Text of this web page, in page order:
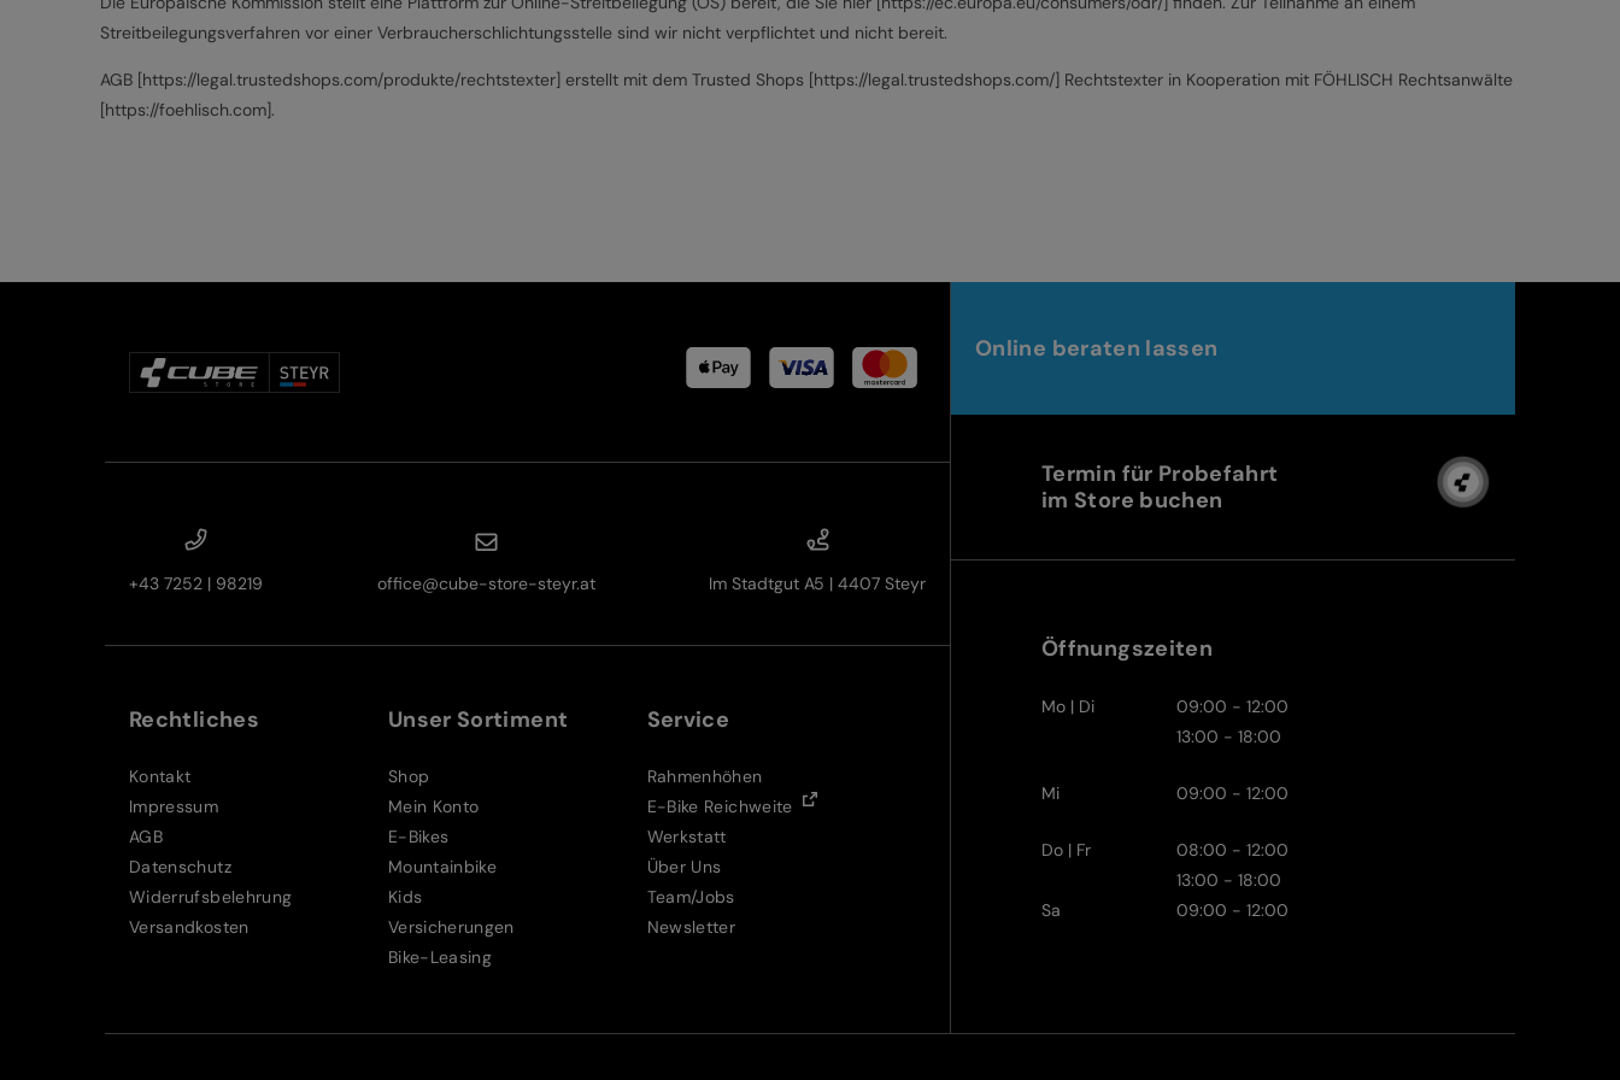
Streitbeilegungsverfahren vor einer Verbraucherschlichtungsstelle sind wir nicht verpflichtet und nicht bereit.
AGB [https://legal.trustedshops.com/produkte/rechtstexter] erstellt mit dem Trusted Shops [https://legal.trustedshops.com/] Rechtstexter in Kooperation mit FÖHLISCH Rechtsanwälte
[https://foehlisch.com].
+43 7252 | 98219 office@cube-store-steyr.at Im Stadtgut A5 | 4407 Steyr
Rechtliches
Kontakt
Impressum
AGB
Datenschutz
Widerrufsbelehrung
Versandkosten
Unser Sortiment
Shop
Mein Konto
E-Bikes
Mountainbike
Kids
Versicherungen
Bike-Leasing
Service
Rahmenhöhen
E-Bike Reichweite
Werkstatt
Über Uns
Team/Jobs
Newsletter
Online beraten lassen
Termin für Probefahrt
im Store buchen
Öffnungszeiten
Mo | Di
09:00 - 12:00
13:00 - 18:00
Mi 09:00 - 12:00
Do | Fr
08:00 - 12:00
13:00 - 18:00
Sa
09:00 - 12:00